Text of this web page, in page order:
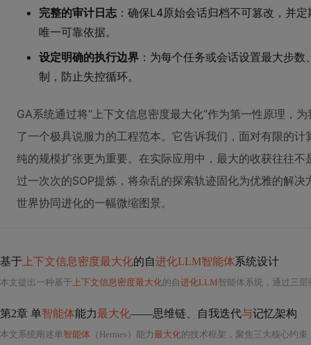
完整的审计日志 ：确保L4原始会话归档不可篡改，并
唯一可靠依据。
设定明确的执行边界 ：为每个任务或会话设置最大步
制，防止失控循环。
GA系统通过将“上下文信息密度最大化”作为第一性原理，
了一个极具说服力的工程范本。它告诉我们，面对有限的
纯的规模扩张更为重要。在实际应用中，最大的收获往往
过一次次的SOP提炼，将杂乱的探索轨迹固化为优雅的解
世界协同进化的一幅微缩图景。
基于 上下文信息密度最大化的自进化LLM智能体系统设计
本文提出一种基于 上下文信息密度最大化的自进化LLM智能体系统，通过三
第2章 单智能体能力最大化——思维链、自我迭代与记忆架构
本文系统阐述单智能体 （Hermes）能力最大化的技术框架，聚焦三大核心约束